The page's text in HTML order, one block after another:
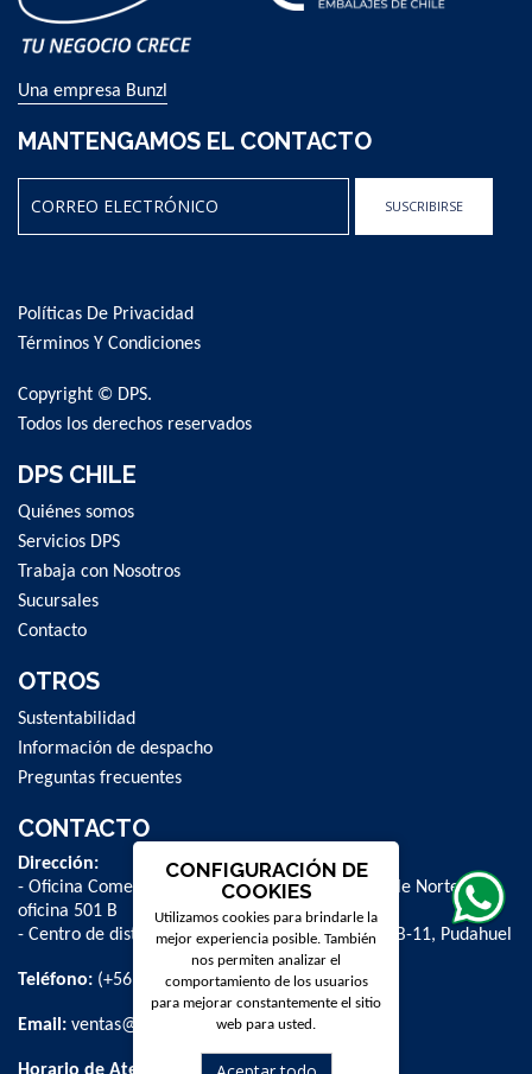
Una empresa Bunzl
MANTENGAMOS EL CONTACTO
Our
Newsletter:
SUSCRIBIRSE
Políticas De Privacidad
Términos Y Condiciones
Copyright © DPS.
Todos los derechos reservados
DPS CHILE
Quiénes somos
Servicios DPS
Trabaja con Nosotros
Sucursales
Contacto
OTROS
Sustentabilidad
Información de despacho
Preguntas frecuentes
CONTACTO
Dirección:
- Oficina Comercial y administrativa: Avenida Valle Norte 841,
oficina 501 B
- Centro de distribución: La Farfana 500, bodega B-11, Pudahuel
Teléfono: (+56 2) 2 584 8900
Email: ventas@dpschile.cl
Horario de Atención:
CONFIGURACIÓN DE
COOKIES
Utilizamos cookies para brindarle la
mejor experiencia posible. También
nos permiten analizar el
comportamiento de los usuarios
para mejorar constantemente el sitio
web para usted.